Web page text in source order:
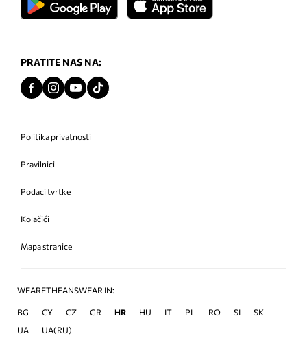
PRATITE NAS NA:
Politika privatnosti
Pravilnici
Podaci tvrtke
Kolačići
Mapa stranice
WEARETHEANSWEAR IN:
BG CY CZ GR HR HU IT PL RO SI
SK
UA
UA(RU)